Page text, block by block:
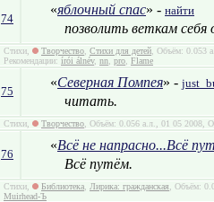
74
«яблочный спас» - найти
позволить веткам себя
Стихи, Творчество Стихи для детей , Объём: 0.053
Рекомендации: írói álnév, nn pro Flame
75
«Северная Помпея» -
читать.
Стихи, Творчество , Объём: 0.056 а.л., 01 05 2008,
76
«Всё не напрасно...Всё
Всё путём.
Стихи, Библиотека Лирика: гражданская , Объём:
Muirhead-Ъ